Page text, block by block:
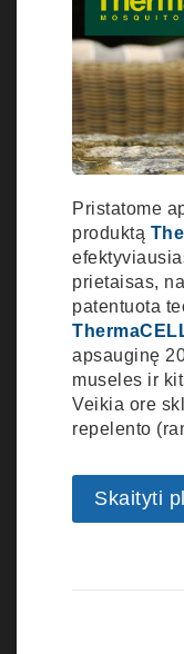
Pristatome
produktą
prietaisas,
patentuota
apsauginę
museles ir
Veikia ore
repelento
Skaityti